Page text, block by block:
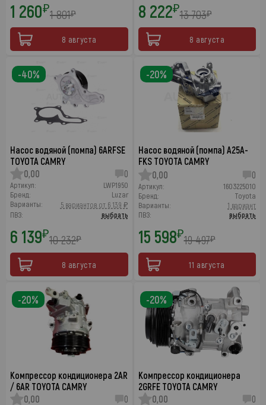
1 260₽1 801₽
8 августа
8 222₽13 703₽
8 августа
Насос водяной (помпа) 6ARFSE
TOYOTA CAMRY
0,00
0
Артикул:
LWP1950
Бренд:
Luzar
Варианты:
5 вариантов от 6 139 ₽
ПВЗ:
выбрать
6 139₽10 232₽
8 августа
-40%
Насос водяной (помпа) A25A-
FKS TOYOTA CAMRY
0,00
0
Артикул:
1603225010
Бренд:
Toyota
Варианты:
1 вариант
ПВЗ:
выбрать
15 598₽19 497₽
11 августа
-20%
Компрессор кондиционера 2AR
/ 6AR TOYOTA CAMRY
0,00
0
-20%
Компрессор кондиционера
2GRFE TOYOTA CAMRY
0,00
0
-20%